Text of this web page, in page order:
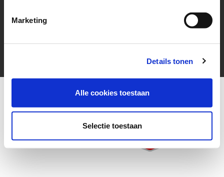
Marketing
Details tonen
Alle cookies toestaan
Selectie toestaan